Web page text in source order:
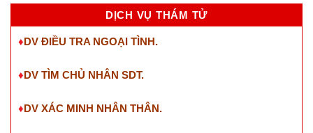
DỊCH VỤ THÁM TỬ
♦DV ĐIỀU TRA NGOẠI TÌNH.
♦DV TÌM CHỦ NHÂN SDT.
♦DV XÁC MINH NHÂN THÂN.